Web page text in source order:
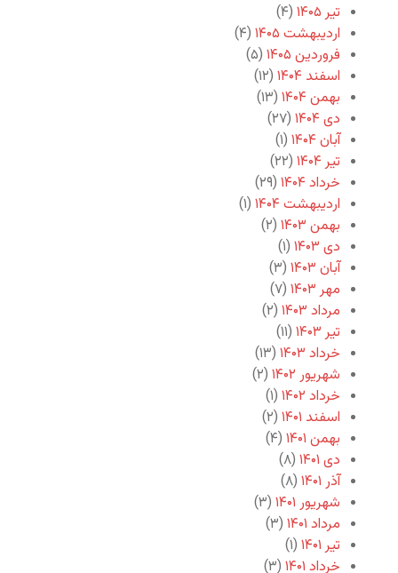
تیر ۱۴۰۵
(۴)
اردیبهشت ۱۴۰۵
(۴)
فروردین ۱۴۰۵
(۵)
اسفند ۱۴۰۴
(۱۲)
بهمن ۱۴۰۴
(۱۳)
دی ۱۴۰۴
(۲۷)
آبان ۱۴۰۴
(۱)
تیر ۱۴۰۴
(۲۲)
خرداد ۱۴۰۴
(۲۹)
اردیبهشت ۱۴۰۴
(۱)
بهمن ۱۴۰۳
(۲)
دی ۱۴۰۳
(۱)
آبان ۱۴۰۳
(۳)
مهر ۱۴۰۳
(۷)
مرداد ۱۴۰۳
(۲)
تیر ۱۴۰۳
(۱۱)
خرداد ۱۴۰۳
(۱۳)
شهریور ۱۴۰۲
(۲)
خرداد ۱۴۰۲
(۱)
اسفند ۱۴۰۱
(۲)
بهمن ۱۴۰۱
(۴)
دی ۱۴۰۱
(۸)
آذر ۱۴۰۱
(۸)
شهریور ۱۴۰۱
(۳)
مرداد ۱۴۰۱
(۳)
تیر ۱۴۰۱
(۱)
خرداد ۱۴۰۱
(۳)